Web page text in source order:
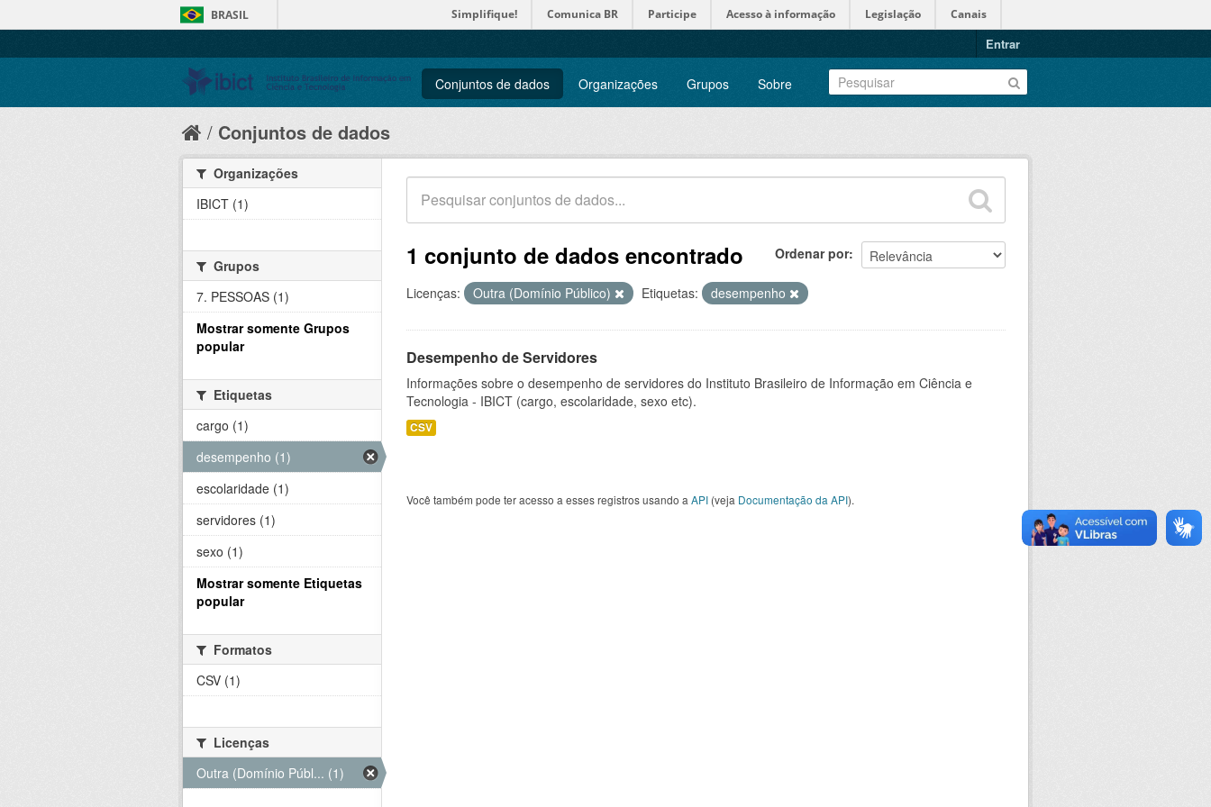
BRASIL Simplifique! Comunica BR Participe Acesso à informação Legislação Canais
Entrar
Conjuntos de dados Organizações Grupos Sobre
Conjuntos de dados
Ordenar por
1 conjunto de dados encontrado
Licenças: Outra (Domínio Público) Etiquetas: desempenho
Desempenho de Servidores
Informações sobre o desempenho de servidores do Instituto Brasileiro de Informação em Ciência e
Tecnologia - IBICT (cargo, escolaridade, sexo etc).
CSV
Você também pode ter acesso a esses registros usando a API (veja Documentação da API).
Organizações
IBICT (1)
Grupos
7. PESSOAS (1)
Mostrar somente Grupos
popular
Etiquetas
cargo (1)
desempenho (1)
escolaridade (1)
servidores (1)
sexo (1)
Mostrar somente Etiquetas
popular
Formatos
CSV (1)
Licenças
Outra (Domínio Públ... (1)